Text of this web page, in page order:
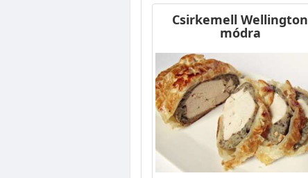
Csirkemell Wellington
módra